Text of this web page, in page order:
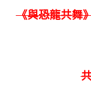
《與恐龍共舞